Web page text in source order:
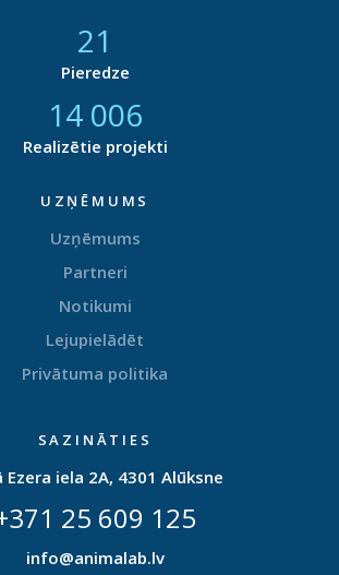
21
Pieredze
14 877
Realizētie projekti
UZŅĒMUMS
Uzņēmums
Partneri
Notikumi
Lejupielādēt
Privātuma politika
SAZINĀTIES
Ezera iela 2A, 4301 Alūksne
25 609 125
info@animalab.lv